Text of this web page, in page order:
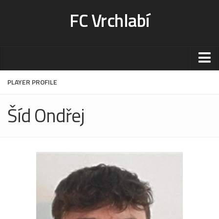
FC Vrchlabí
Stadion
Kontakt-rezervace
PLAYER PROFILE
Šíd Ondřej